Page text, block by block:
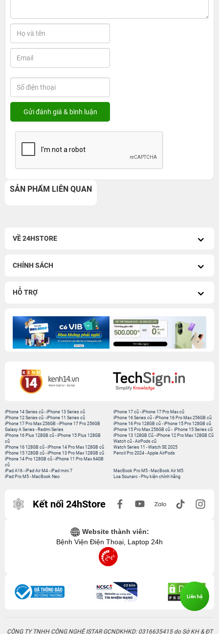
SẢN PHẨM LIÊN QUAN
VỀ 24HSTORE
CHÍNH SÁCH
HỖ TRỢ
iPhone 14 Series cũ -iPhone 13 Series cũ
iPhone 12 Series cũ -iPhone 11 Series cũ
iPhone 17 Pro Max 256GB -iPhone 17 Pro 256GB
Galaxy A Series - Redmi Series
iPhone 17 cũ-iPhone 17 Pro Max cũ
iPhone 16 Series cũ- iPhone 16 Pro Max 256GB cũ
iPhone 16 Pro 128GB cũ-iPhone 15 Pro 128GB cũ
iPhone 15 Pro Max 256GB cũ- iPhone 15 Series cũ
iPhone 16 Plus 128GB cũ -iPhone 15 Plus 128GB
cũ
iPhone 16 128GB cũ -iPhone 14 Pro Max 128GB cũ
iPhone 15 128GB cũ -iPhone 13 Pro Max 128GB cũ
iPhone 14 Pro 128GB cũ -iPhone 11 Pro Max 64GB
cũ
iPhone 13 128GB Cũ-iPhone 12 Pro Max 128GB Cũ
Watch cũ-AirPods cũ
Watch Series 11 -Watch SE 2025
Pencil Pro 2024-Apple AirPods
iPad A16 -iPad Air M4 -iPad mini 7
iPad Pro M5 - MacBook Neo
MacBook Pro M5- MacBook Air M5
Loa Sounarc- Phụ kiện chính hãng
Kết nối 24hStore
Website thành viên:
Bệnh Viện Điện Thoại, Laptop 24h
CÔNG TY TNHH CÔNG NGHỆ ISTAR GCNDKHKD: 0316635415 do Sở KH & ĐT
Liên hệ